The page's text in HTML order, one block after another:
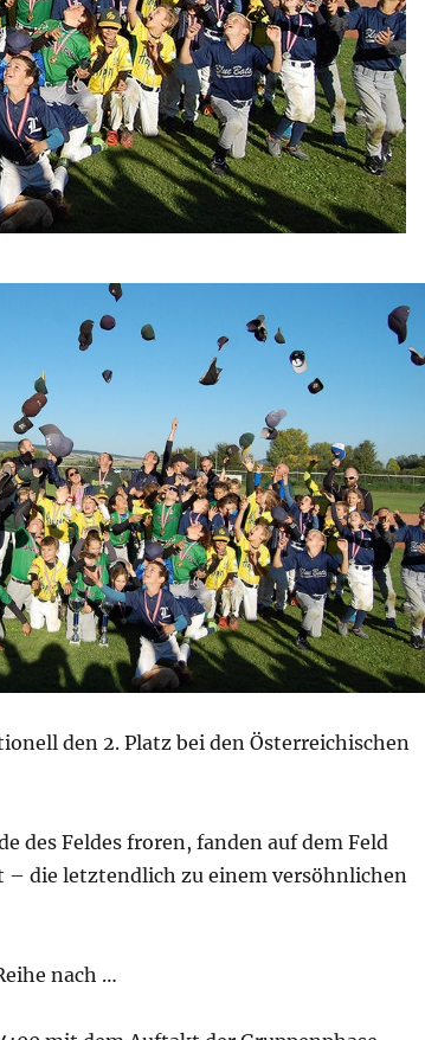
den 2. Platz bei den Österreichischen
des Feldes froren, fanden auf dem Feld
– die letztendlich zu einem versöhnlichen
nach …